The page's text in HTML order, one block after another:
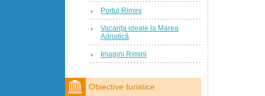
Portul Rimini
Vacanţa ideale la Marea
Adriatică
Imagini Rimini
Obiective turistice